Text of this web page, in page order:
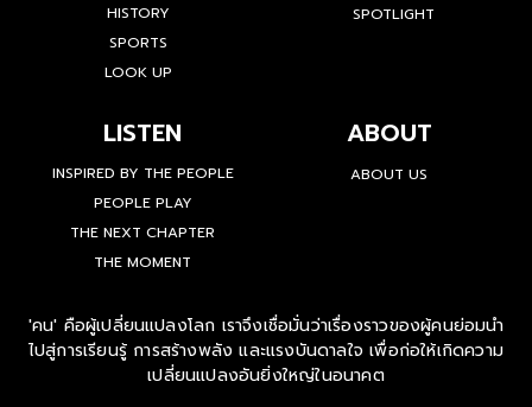
HISTORY
SPORTS
LOOK UP
SPOTLIGHT
LISTEN
INSPIRED BY THE PEOPLE
PEOPLE PLAY
THE NEXT CHAPTER
THE MOMENT
ABOUT
ABOUT US
'คน' คือผู้เปลี่ยนแปลงโลก เราจึงเชื่อมั่นว่าเรื่องราวของผู้คนย่อมนำ
ไปสู่การเรียนรู้ การสร้างพลัง และแรงบันดาลใจ เพื่อก่อให้เกิดความ
เปลี่ยนแปลงอันยิ่งใหญ่ในอนาคต